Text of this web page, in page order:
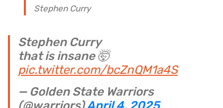
Stephen Curry
Stephen Curry
that is insane 🤯
pic.twitter.com/bcZnQM1a4S
— Golden State Warriors